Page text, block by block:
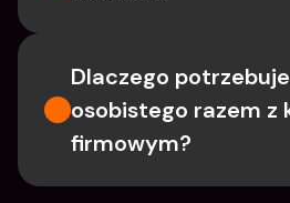
Dlaczego
osobistego razem z
firmowym?